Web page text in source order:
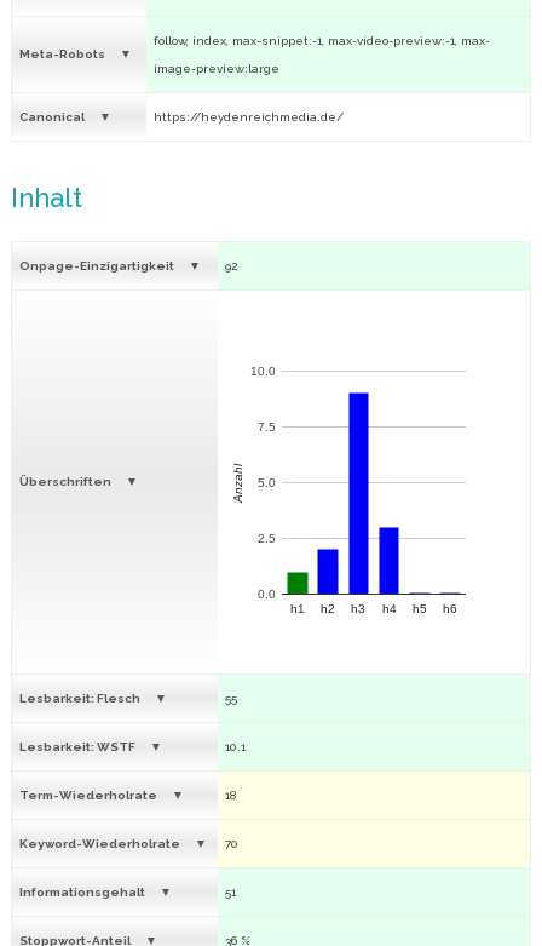
Meta-Robots
follow, index, max-snippet:-1, max-video-preview:-1, max-
image-preview:large
Canonical https://heydenreichmedia.de/
Inhalt
Onpage-Einzigartigkeit 92
Überschriften
h1 h2 h3 h4 h5 h6
0.0
2.5
5.0
7.5
10.0
Anzahl
Lesbarkeit: Flesch 55
Lesbarkeit: WSTF 10.1
Term-Wiederholrate 18
Keyword-Wiederholrate 70
Informationsgehalt 51
Stoppwort-Anteil 36 %